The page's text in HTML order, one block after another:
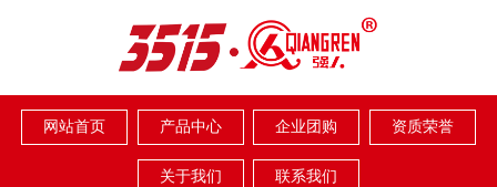
网站首页 产品中心 企业团购 资质荣誉
关于我们 联系我们